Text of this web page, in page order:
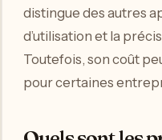
distingue des autres
d’utilisation et la
Toutefois, son coût
pour certaines